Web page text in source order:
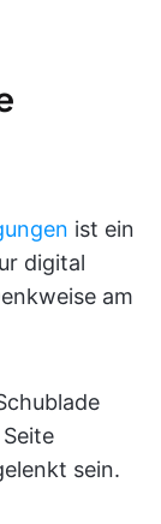
ist ein
digital
am
sein.